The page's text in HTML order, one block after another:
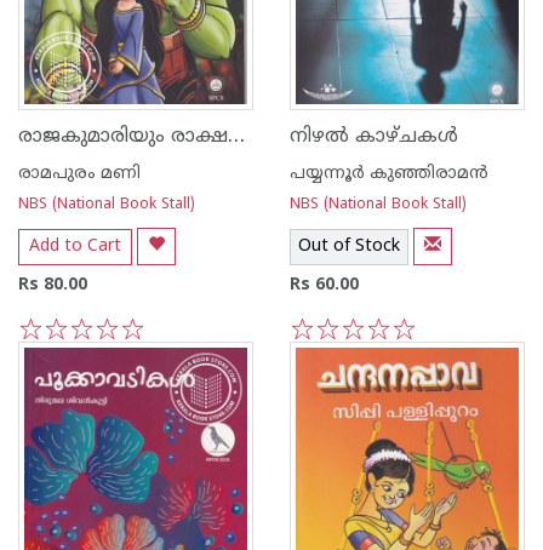
രാജകുമാരിയും രാക്ഷസനും
രാമപുരം മണി
NBS (National Book Stall)
Add to Cart
Rs 80.00
5
4
3
2
1
നിഴൽ കാഴ്ചകൾ
പയ്യന്നൂര്‍ കുഞ്ഞിരാമന്‍
NBS (National Book Stall)
Out of Stock
Rs 60.00
5
4
3
2
1